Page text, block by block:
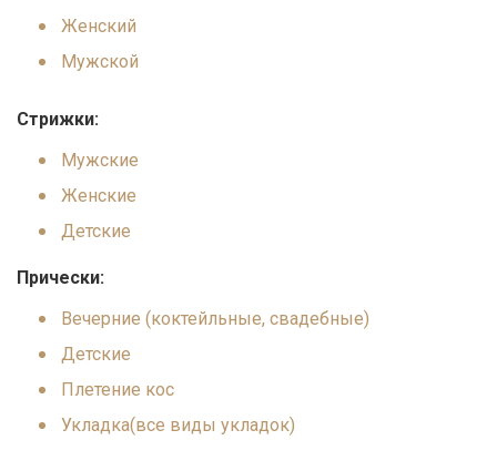
Женский
Мужской
Стрижки:
Мужские
Женские
Детские
Прически:
Вечерние (коктейльные, свадебные)
Детские
Плетение кос
Укладка(все виды укладок)